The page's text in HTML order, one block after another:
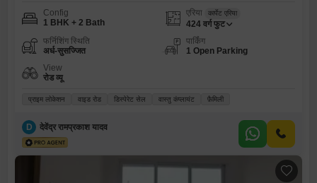
Config
1 BHK + 2 Bath
एरिया कार्पेट एरिया
424 वर्ग फुट
फर्निशिंग स्थिति
अर्ध-सुसज्जित
पार्किंग
1 Open Parking
View
रोड व्यू
प्राइम लोकेशन वाइड रोड डिस्पेरेट सेल वास्तु कंप्लायंट फ़ैमिली
D देवेंद्र रामप्रकाश यादव